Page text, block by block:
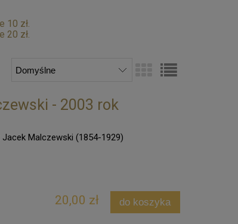
10 zł.
20 zł.
- 2003 rok
Malczewski (1854-1929)
20,00 zł do koszyka